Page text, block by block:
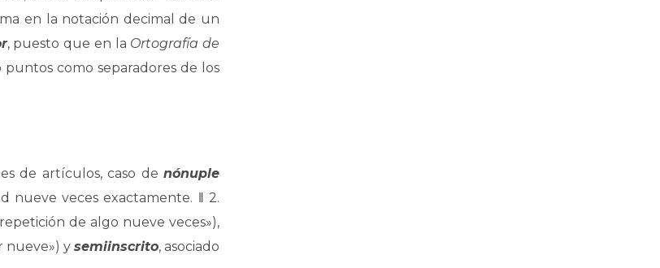
en la notación decimal de un
, puesto que en la Ortografía de
como separadores de los
de artículos, caso de nónuple
nueve veces exactamente. ‖ 2.
de algo nueve veces»),
nueve») y semiinscrito, asociado